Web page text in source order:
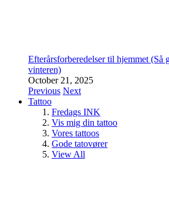
Efterårsforberedelser til hjemmet (Så
vinteren)
October 21, 2025
Previous Next
Tattoo
Fredags INK
Vis mig din tattoo
Vores tattoos
Gode tatovører
View All